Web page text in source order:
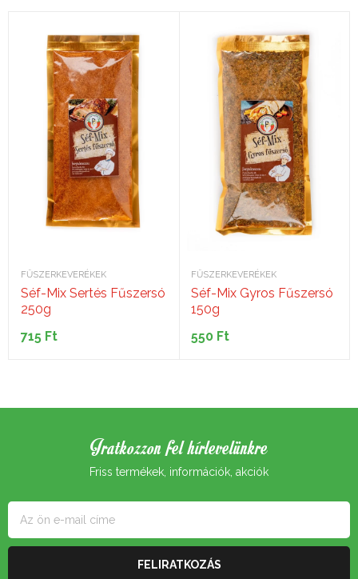
FŰSZERKEVERÉKEK
Séf-Mix Sertés Fűszersó
250g
715 Ft
FŰSZERKEVERÉKEK
Séf-Mix Gyros Fűszersó
150g
550 Ft
Iratkozzon fel hírlevelünkre
Friss termékek, információk, akciók